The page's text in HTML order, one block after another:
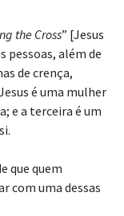
the Cross” [Jesus
pessoas, além de
de crença,
é uma mulher
e a terceira é um
que quem
com uma dessas